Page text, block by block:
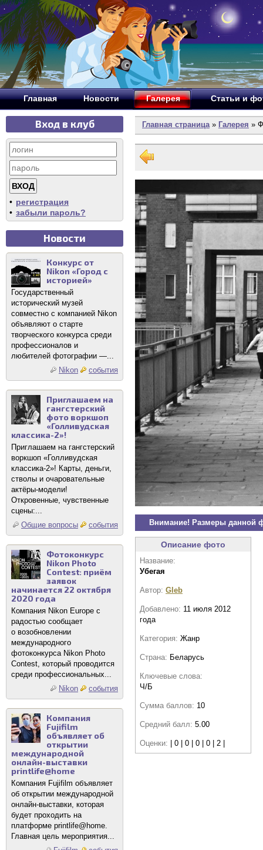
Главная Новости Галерея Статьи и
Вход в клуб
• регистрация
• забыли пароль?
Новости
Конкурс от
Nikon «Город с
историей»
Государственный
исторический музей
совместно с компанией Nikon
объявляют о старте
творческого конкурса среди
профессионалов и
любителей фотографии —...
Nikon
события
Приглашаем на
гангстерский
фото воркшоп
«Голливудская
классика-2»!
Приглашаем на гангстерский
воркшоп «Голливудская
классика-2»! Карты, деньги,
стволы и очаровательные
актёры-модели!
Откровенные, чувственные
сцены:...
Общие вопросы
события
Фотоконкурс
Nikon Photo
Contest: приём
заявок
начинается 22 октября
2020 года
Компания Nikon Europe с
радостью сообщает
о возобновлении
международного
фотоконкурса Nikon Photo
Contest, который проводится
среди профессиональных...
Nikon
события
Компания
Fujifilm
объявляет об
открытии
международной
онлайн-выставки
printlife@home
Компания Fujifilm объявляет
об открытии международной
онлайн-выставки, которая
будет проходить на
платформе printlife@home.
Главная цель мероприятия...
Главная страница» Галерея »
Внимание! Размеры данной
Описание фото
Название:
Убегая
Автор: Gleb
Добавлено: 11 июля 2012
года
Категория: Жанр
Страна: Беларусь
Ключевые слова:
Ч/Б
Сумма баллов: 10
Средний балл: 5.00
Оценки: | 0 | 0 | 0 | 0 | 2 |